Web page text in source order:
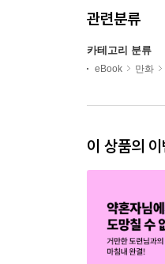
관련분류
카테고리 분류
eBook 만화
이 상품의